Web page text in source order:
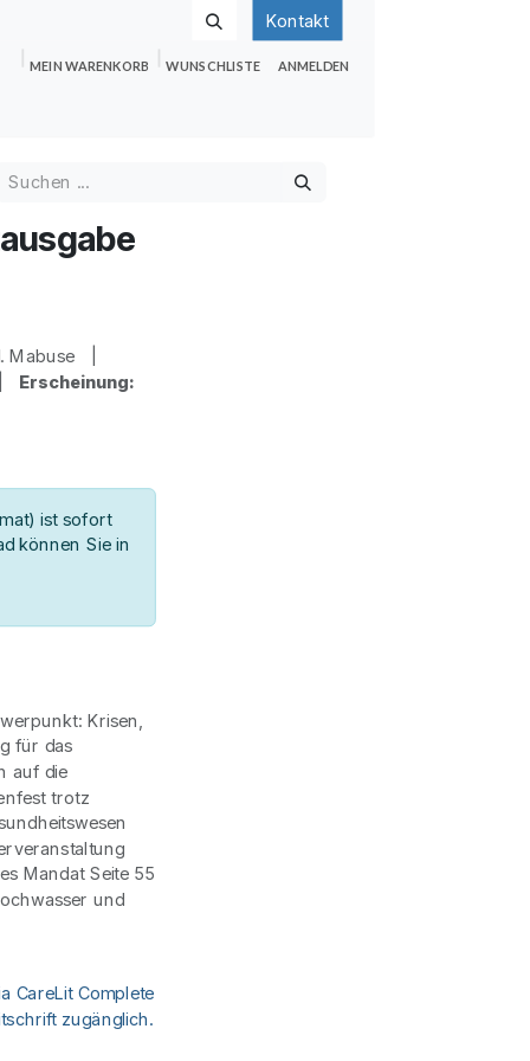
Kontakt
MEIN WARENKORB WUNSCHLISTE ANMELDEN
Mabuse |
Erscheinung:
ist sofort
können Sie in
Krisen,
für das
auf die
trotz
Mandat Seite 55
und
CareLit Complete
zugänglich.